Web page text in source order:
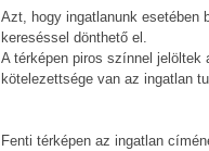
Azt, hogy ingatlanunk esetében
kereséssel dönthető el.
A térképen piros színnel jelöltek
kötelezettsége van az ingatlan
Fenti térképen az ingatlan